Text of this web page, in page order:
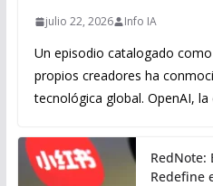
julio 22, 2026 Info IA
Un episodio catalogado
propios creadores ha
tecnológica global. OpenAI, la
RedNote:
Redefine